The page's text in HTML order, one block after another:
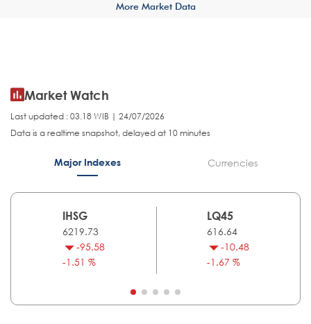
More Market Data
Market Watch
Last updated : 03.18 WIB | 24/07/2026
Data is a realtime snapshot, delayed at 10 minutes
Major Indexes Currencies
IHSG
6219.73
-95.58
-1.51 %
LQ45
616.64
-10.48
-1.67 %